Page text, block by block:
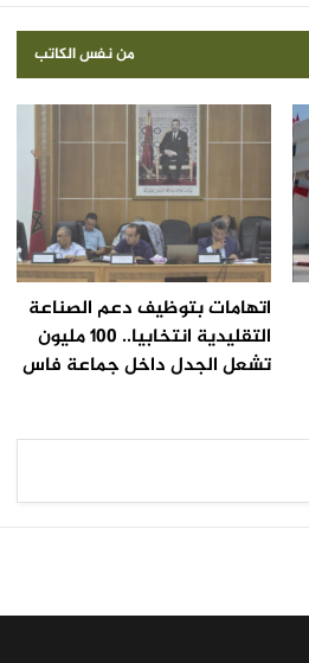
من نفس الكاتب
اتهامات بتوظيف دعم الصناعة
التقليدية انتخابيا.. 100 مليون
تشعل الجدل داخل جماعة فاس